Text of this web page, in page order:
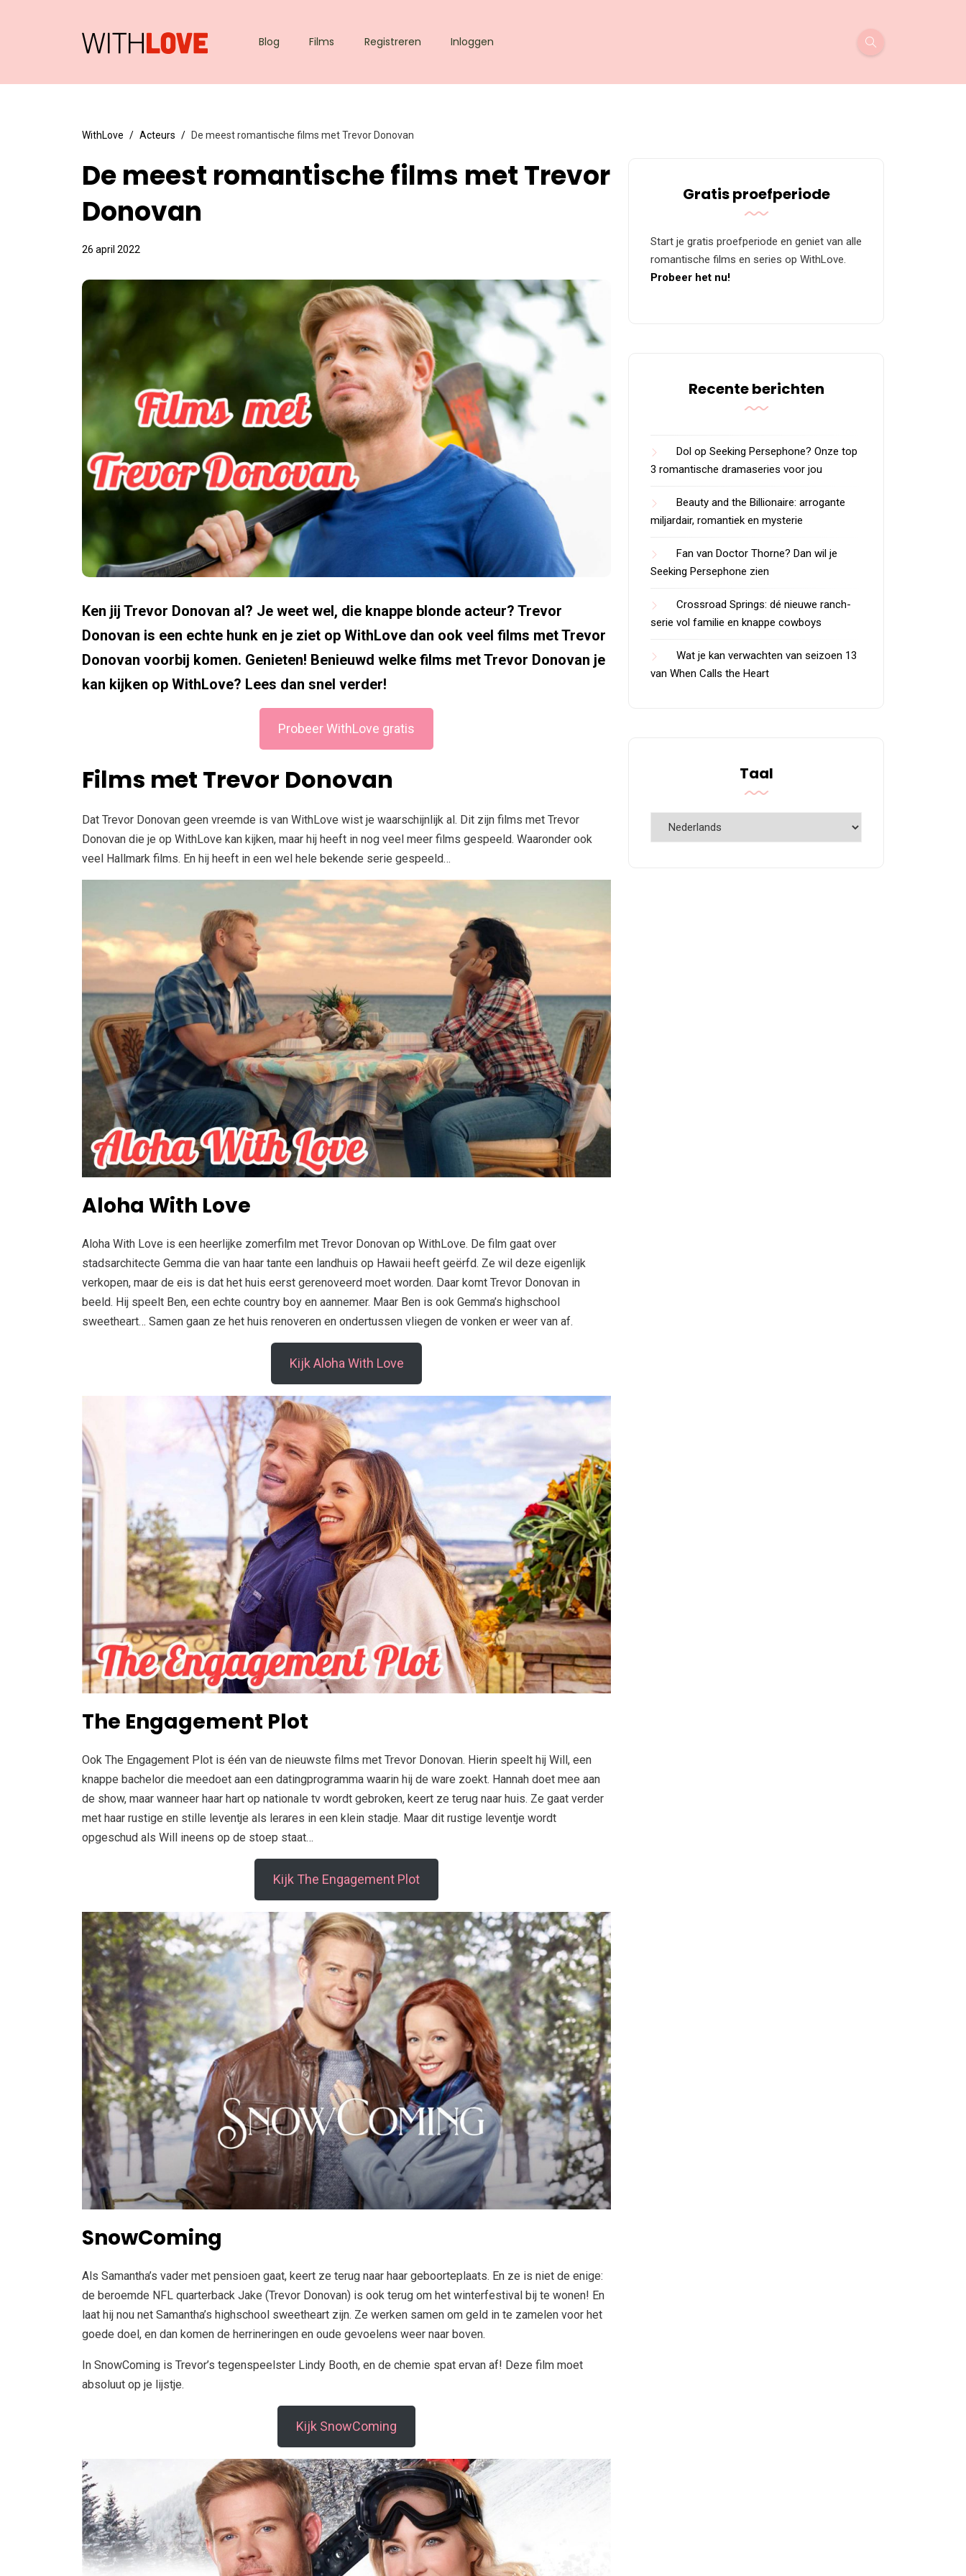
Blog Films Registreren Inloggen
WithLove Acteurs De meest romantische films met Trevor Donovan
De meest romantische films met Trevor
Donovan
26 april 2022
Ken jij Trevor Donovan al? Je weet wel, die knappe blonde acteur? Trevor
Donovan is een echte hunk en je ziet op WithLove dan ook veel films met Trevor
Donovan voorbij komen. Genieten! Benieuwd welke films met Trevor Donovan je
kan kijken op WithLove? Lees dan snel verder!
Probeer WithLove gratis
Films met Trevor Donovan
Dat Trevor Donovan geen vreemde is van WithLove wist je waarschijnlijk al. Dit zijn films met Trevor
Donovan die je op WithLove kan kijken, maar hij heeft in nog veel meer films gespeeld. Waaronder ook
veel Hallmark films. En hij heeft in een wel hele bekende serie gespeeld…
Aloha With Love
Aloha With Love is een heerlijke zomerfilm met Trevor Donovan op WithLove. De film gaat over
stadsarchitecte Gemma die van haar tante een landhuis op Hawaii heeft geërfd. Ze wil deze eigenlijk
verkopen, maar de eis is dat het huis eerst gerenoveerd moet worden. Daar komt Trevor Donovan in
beeld. Hij speelt Ben, een echte country boy en aannemer. Maar Ben is ook Gemma’s highschool
sweetheart… Samen gaan ze het huis renoveren en ondertussen vliegen de vonken er weer van af.
Kijk Aloha With Love
The Engagement Plot
Ook The Engagement Plot is één van de nieuwste films met Trevor Donovan. Hierin speelt hij Will, een
knappe bachelor die meedoet aan een datingprogramma waarin hij de ware zoekt. Hannah doet mee aan
de show, maar wanneer haar hart op nationale tv wordt gebroken, keert ze terug naar huis. Ze gaat verder
met haar rustige en stille leventje als lerares in een klein stadje. Maar dit rustige leventje wordt
opgeschud als Will ineens op de stoep staat…
Kijk The Engagement Plot
SnowComing
Als Samantha’s vader met pensioen gaat, keert ze terug naar haar geboorteplaats. En ze is niet de enige:
de beroemde NFL quarterback Jake (Trevor Donovan) is ook terug om het winterfestival bij te wonen! En
laat hij nou net Samantha’s highschool sweetheart zijn. Ze werken samen om geld in te zamelen voor het
goede doel, en dan komen de herrineringen en oude gevoelens weer naar boven.
In SnowComing is Trevor’s tegenspeelster Lindy Booth, en de chemie spat ervan af! Deze film moet
absoluut op je lijstje.
Kijk SnowComing
Gratis proefperiode
Start je gratis proefperiode en geniet van alle
romantische films en series op WithLove.
Probeer het nu!
Recente berichten
Dol op Seeking Persephone? Onze top
3 romantische dramaseries voor jou
Beauty and the Billionaire: arrogante
miljardair, romantiek en mysterie
Fan van Doctor Thorne? Dan wil je
Seeking Persephone zien
Crossroad Springs: dé nieuwe ranch-
serie vol familie en knappe cowboys
Wat je kan verwachten van seizoen 13
van When Calls the Heart
Taal
Taal